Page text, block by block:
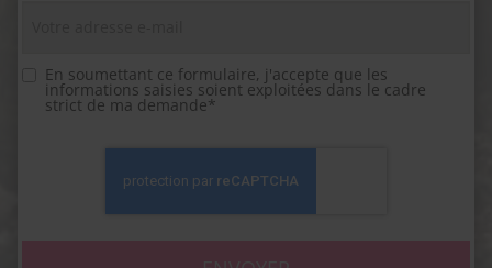
En soumettant ce formulaire, j'accepte que les
informations saisies soient exploitées dans le cadre
strict de ma demande*